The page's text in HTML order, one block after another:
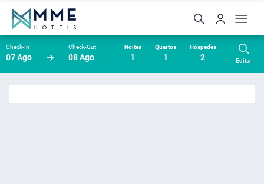
Check-In
07 Ago
Check-Out
08 Ago
Noites
1
Quartos
1
Hóspedes
2 Editar